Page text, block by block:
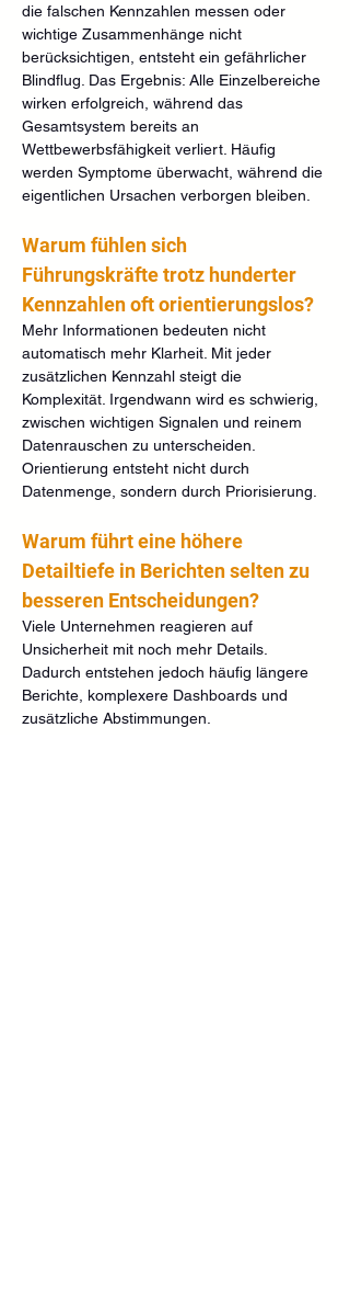
die falschen Kennzahlen messen oder
wichtige Zusammenhänge nicht
berücksichtigen, entsteht ein gefährlicher
Blindflug. Das Ergebnis: Alle Einzelbereiche
wirken erfolgreich, während das
Gesamtsystem bereits an
Wettbewerbsfähigkeit verliert. Häufig
werden Symptome überwacht, während die
eigentlichen Ursachen verborgen bleiben.
Warum fühlen sich
Führungskräfte trotz hunderter
Kennzahlen oft orientierungslos?
Mehr Informationen bedeuten nicht
automatisch mehr Klarheit. Mit jeder
zusätzlichen Kennzahl steigt die
Komplexität. Irgendwann wird es schwierig,
zwischen wichtigen Signalen und reinem
Datenrauschen zu unterscheiden.
Orientierung entsteht nicht durch
Datenmenge, sondern durch Priorisierung.
Warum führt eine höhere
Detailtiefe in Berichten selten zu
besseren Entscheidungen?
Viele Unternehmen reagieren auf
Unsicherheit mit noch mehr Details.
Dadurch entstehen jedoch häufig längere
Berichte, komplexere Dashboards und
zusätzliche Abstimmungen.